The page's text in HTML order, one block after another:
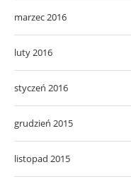
marzec 2016
luty 2016
styczeń 2016
grudzień 2015
listopad 2015